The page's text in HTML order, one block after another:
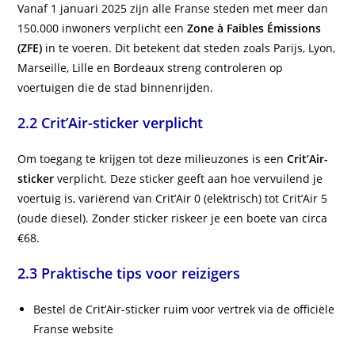
Vanaf 1 januari 2025 zijn alle Franse steden met meer dan
150.000 inwoners verplicht eenZone à Faibles Émissions
(ZFE) in te voeren. Dit betekent dat steden zoals Parijs, Lyon,
Marseille, Lille en Bordeaux streng controleren op
voertuigen die de stad binnenrijden.
2.2 Crit’Air-sticker verplicht
Om toegang te krijgen tot deze milieuzones is eenCrit’Air-
sticker verplicht. Deze sticker geeft aan hoe vervuilend je
voertuig is, variërend van Crit’Air 0 (elektrisch) tot Crit’Air 5
(oude diesel). Zonder sticker riskeer je een boete van circa
€68.
2.3 Praktische tips voor reizigers
Bestel de Crit’Air-sticker ruim voor vertrek via de officiële
Franse website